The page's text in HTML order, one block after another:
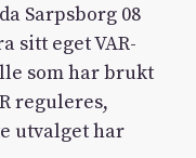
Sarpsborg 08
sitt eget VAR-
som har brukt
reguleres,
utvalget har